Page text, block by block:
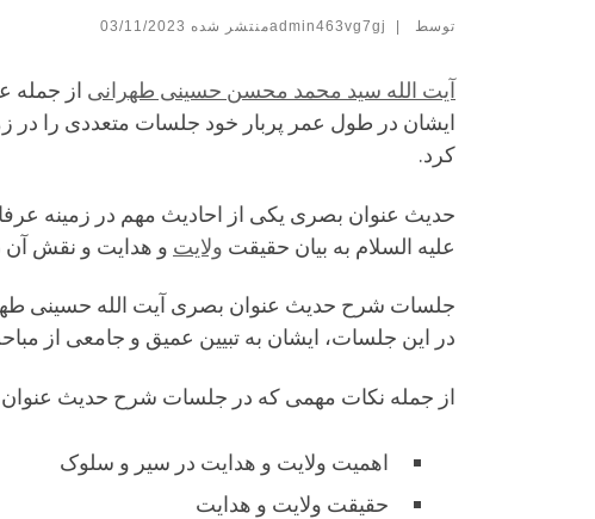
توسط admin463vg7gj
03/11/2023
آیت الله سید محمد محسن حسینی طهرانی از جمله
ایشان در طول عمر پربار خود جلسات متعددی را در
کرد.
حدیث عنوان بصری یکی از احادیث مهم در زمینه
علیه السلام به بیان حقیقت ولایت و هدایت و نقش آن
جلسات شرح حدیث عنوان بصری آیت الله حسینی
در این جلسات، ایشان به تبیین عمیق و جامعی از
از جمله نکات مهمی که در جلسات شرح حدیث عنوان
اهمیت ولایت و هدایت در سیر و سلوک
حقیقت ولایت و هدایت